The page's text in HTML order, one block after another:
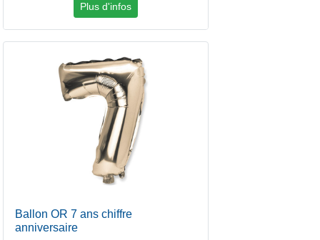
Plus d'infos
Ballon OR 7 ans chiffre
anniversaire